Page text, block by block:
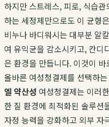
하지만 스트레스, 피로, 식습
하는 세정제만으로도 이 균형
비누나 바디워시는 대부분 알
여 유익균을 감소시키고, 칸디
은 환경을 만듭니다. 이것이 바
올바른 여성청결제를 선택하
엘 약산성 여성청결제는 이러
한 질 환경에 최적화된 솔루션
자정 능력을 강화하고 외부 자